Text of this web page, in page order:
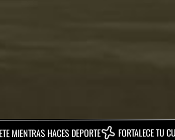
HACES DEPORTE FORTALECE TU CUERPO